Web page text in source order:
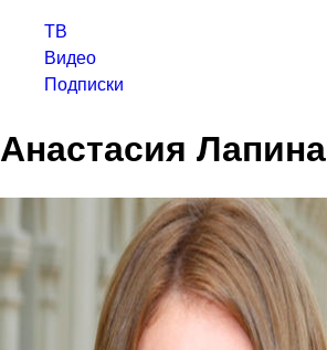
ТВ
Видео
Подписки
Анастасия Лапина